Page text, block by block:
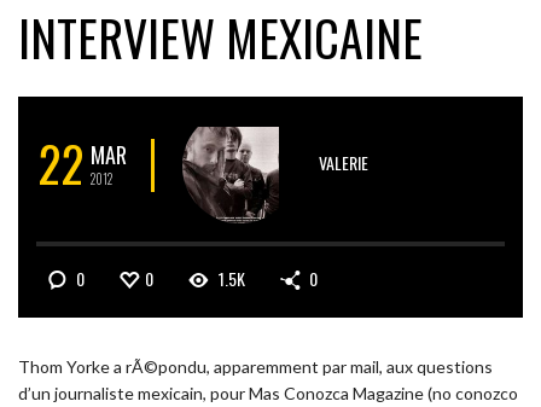
INTERVIEW MEXICAINE
22 MAR
2012
VALERIE
0 0 1.5K 0
Thom Yorke a rÃ©pondu, apparemment par mail, aux questions
d’un journaliste mexicain, pour Mas Conozca Magazine (no conozco